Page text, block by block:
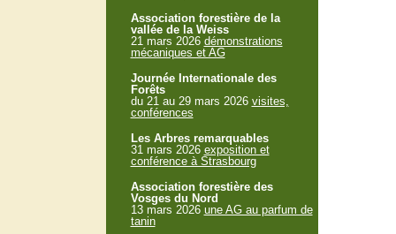
Association forestière de la
vallée de la Weiss
21 mars 2026 démonstrations
mécaniques et AG
Journée Internationale des
Forêts
du 21 au 29 mars 2026 visites,
conférences
Les Arbres remarquables
31 mars 2026 exposition et
conférence à Strasbourg
Association forestière des
Vosges du Nord
13 mars 2026 une AG au parfum de
tanin